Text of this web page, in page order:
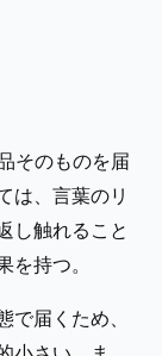
そのものを届
は、言葉のリ
し触れること
持つ。
届くため、